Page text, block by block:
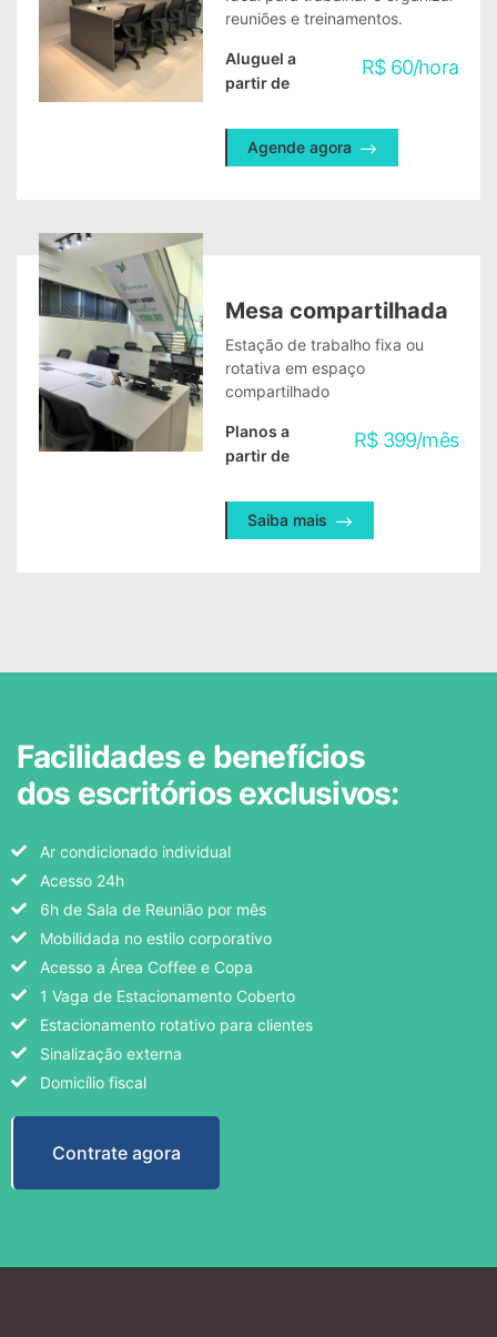
reuniões e treinamentos.
Aluguel a
partir de
R$60/hora
Agende agora
Mesa compartilhada
Estação de trabalho fixa ou
rotativa em espaço
compartilhado
Planos a
partir de
R$399/mês
Saiba mais
Facilidades e benefícios
dos escritórios exclusivos:
Ar condicionado individual
Acesso 24h
6h de Sala de Reunião por mês
Mobilidada no estilo corporativo
Acesso a Área Coffee e Copa
1 Vaga de Estacionamento Coberto
Estacionamento rotativo para clientes
Sinalização externa
Domicílio fiscal
Contrate agora